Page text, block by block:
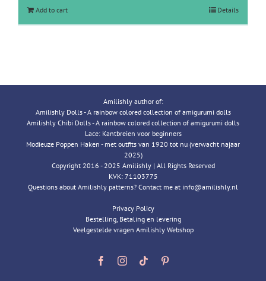
Add to cart Details
Amilishly author of:
Amilishly Dolls - A rainbow colored collection of amigurumi dolls
Amilishly Chibi Dolls - A rainbow colored collection of amigurumi dolls
Lace: Kantbreien voor beginners
Modieuze Poppen Haken - met outfits van 1920 tot nu (verwacht najaar
2025)
Copyright 2016 - 2025 Amilishly | All Rights Reserved
KVK: 71103775
Questions about Amilishly patterns? Contact me at info@amilishly.nl
Privacy Policy
Bestelling, Betaling en levering
Veelgestelde vragen Amilishly Webshop
FacebookInstagram
Tiktok